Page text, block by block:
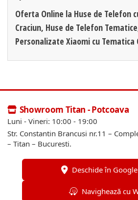
Oferta Online la Huse de Telefon
Craciun, Huse de Telefon
Personalizate Xiaomi cu Tematica
Showroom Titan - Potcoava
Luni - Vineri: 10:00 - 19:00
Str. Constantin Brancusi nr.11 –
– Titan – Bucuresti.
Deschide în
Navighează cu